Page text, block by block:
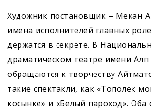
Художник постановщик – Мекан
имена исполнителей главных
держатся в секрете. В
драматическом театре имени Алп
обращаются к творчеству
такие спектакли, как «Тополек
косынке» и «Белый пароход». Оба